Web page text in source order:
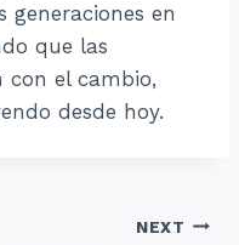
generaciones en
que las
con el cambio,
desde hoy.
NEXT